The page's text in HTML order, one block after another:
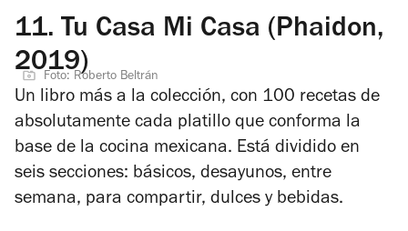
11. Tu Casa Mi Casa (Phaidon,
2019)
Foto: Roberto Beltrán
Un libro más a la colección, con 100 recetas de
absolutamente cada platillo que conforma la
base de la cocina mexicana. Está dividido en
seis secciones: básicos, desayunos, entre
semana, para compartir, dulces y bebidas.